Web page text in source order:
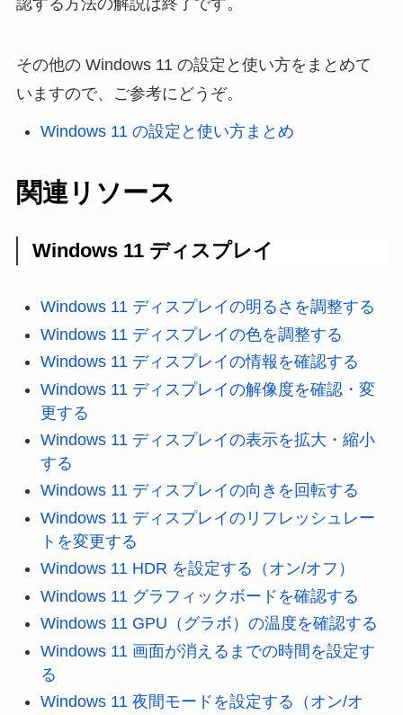
認する方法の解説は終了です。
その他の Windows 11 の設定と使い方をまとめて
いますので、ご参考にどうぞ。
Windows 11 の設定と使い方まとめ
関連リソース
Windows 11 ディスプレイ
Windows 11 ディスプレイの明るさを調整する
Windows 11 ディスプレイの色を調整する
Windows 11 ディスプレイの情報を確認する
Windows 11 ディスプレイの解像度を確認・変
更する
Windows 11 ディスプレイの表示を拡大・縮小
する
Windows 11 ディスプレイの向きを回転する
Windows 11 ディスプレイのリフレッシュレー
トを変更する
Windows 11 HDR を設定する（オン/オフ）
Windows 11 グラフィックボードを確認する
Windows 11 GPU（グラボ）の温度を確認する
Windows 11 画面が消えるまでの時間を設定す
る
Windows 11 夜間モードを設定する（オン/オ